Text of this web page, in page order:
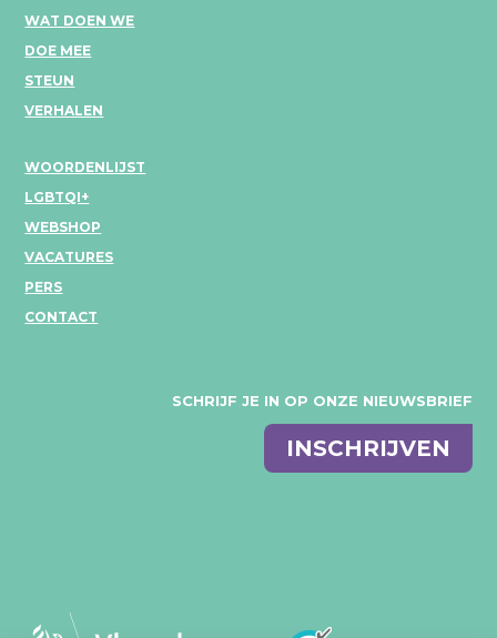
WAT DOEN WE
DOE MEE
STEUN
VERHALEN
WOORDENLIJST
LGBTQI+
WEBSHOP
VACATURES
PERS
CONTACT
SCHRIJF JE IN OP ONZE NIEUWSBRIEF
E-
mail
INSCHRIJVEN